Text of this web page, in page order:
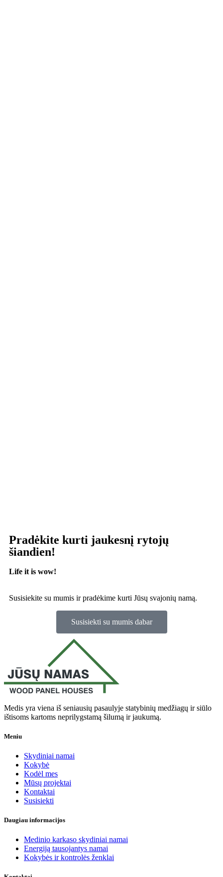
Pradėkite kurti jaukesnį rytojų
šiandien!
Life it is wow!
Susisiekite su mumis ir pradėkime kurti Jūsų svajonių namą.
Susisiekti su mumis dabar
Medis yra viena iš seniausių pasaulyje statybinių medžiagų ir siūlo
ištisoms kartoms neprilygstamą šilumą ir jaukumą.
Meniu
Skydiniai namai
Kokybė
Kodėl mes
Mūsų projektai
Kontaktai
Susisiekti
Daugiau informacijos
Medinio karkaso skydiniai namai
Energiją tausojantys namai
Kokybės ir kontrolės ženklai